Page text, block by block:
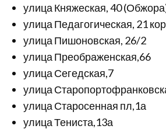
улица Княжеская, 40
улица Педагогическая, 21
улица Пишоновская, 26/2
улица Преображенская,66
улица Сегедская,7
улица
улица Старосенная пл,1а
улица Тениста,13а